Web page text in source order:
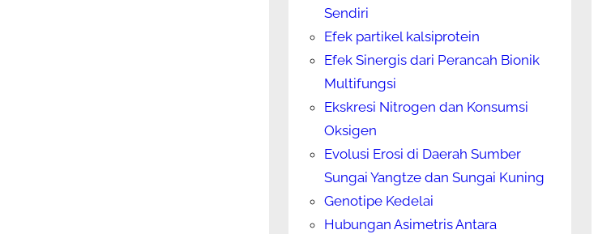
Sendiri
Efek partikel kalsiprotein
Efek Sinergis dari Perancah Bionik
Multifungsi
Ekskresi Nitrogen dan Konsumsi
Oksigen
Evolusi Erosi di Daerah Sumber
Sungai Yangtze dan Sungai Kuning
Genotipe Kedelai
Hubungan Asimetris Antara